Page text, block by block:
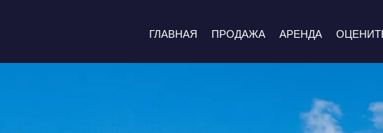
ГЛАВНАЯ ПРОДАЖА АРЕНДА